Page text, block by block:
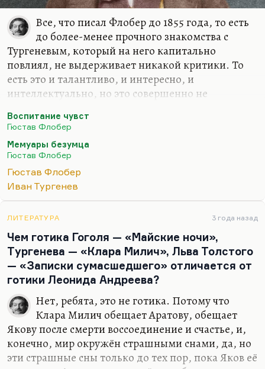
Все, что писал Флобер до 1855 года, то есть
до более-менее прочного знакомства с
Тургеневым, который на него капитально
повлиял, не выдерживает никакой критики. То
есть это и талантливо, и интересно, и
интеллектуально, но это совершенно не
культ формы появился у Флобера, когда он начал
читать Тургенева, говорить с Тургеневым. Вот
этот эстетизм, барственный эстетизм Тургенева
сильно на него повлиял. До этого все было не
литературой – это были такие записки.
обнаруживают, как писал Белинский, «яркие и
точные искры большого таланта, сверкающие в
ночной темноте». Флобер ведь этого никогда не
печатал. Вы…
Воспитание чувст
Гюстав Флобер
Мемуары безумца
Гюстав Флобер
Гюстав Флобер
Иван Тургенев
ЛИТЕРАТУРА 3 года назад
Чем готика Гоголя — «Майские ночи»,
Тургенева — «Клара Милич», Льва Толстого
— «Записки сумасшедшего» отличается от
готики Леонида Андреева?
Нет, ребята, это не готика. Потому что
Клара Милич обещает Аратову, обещает
Якову после смерти воссоединение и счастье, и,
конечно, мир окружён страшными снами, да, но
эти страшные сны только до тех пор, пока Яков её